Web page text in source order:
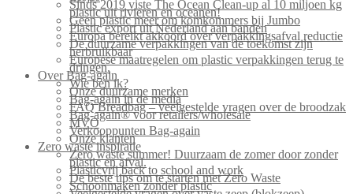
Sinds 2019 viste The Ocean Clean-up al 10 miljoen kg
plastic uit rivieren en oceanen!
Geen plastic meer om komkommers bij Jumbo
Plastic export uit Nederland aan banden
Europa bereikt akkoord over verpakkingsafval reductie
De duurzame verpakkingen van de toekomst zijn
herbruikbaar
Europese maatregelen om plastic verpakkingen terug te
dringen.
Over Bag-again
Wie ben ik?
Onze duurzame merken
Bag-again in de media
FAQ Breadbag – veelgestelde vragen over de broodzak
Bag-again® voor retailers/wholesale
MVO
Verkooppunten Bag-again
Onze klanten
Zero waste inspiratie
Zero waste summer! Duurzaam de zomer door zonder
plastic en afval.
Plasticvrij back to school and work
De beste tips om te starten met Zero Waste
Schoonmaken zonder plastic